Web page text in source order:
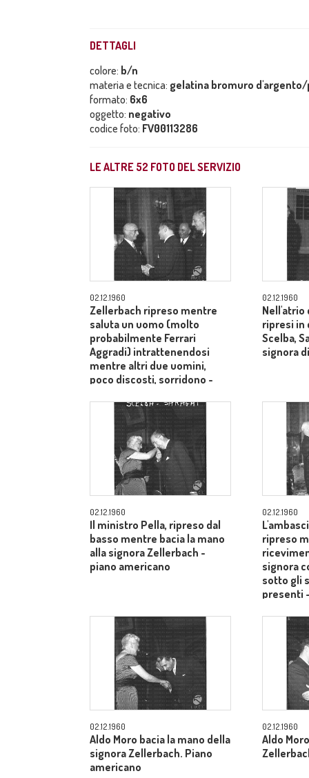
DETTAGLI
colore: b/n
materia e tecnica: gelatina bromuro
formato: 6x6
oggetto: negativo
codice foto: FV00113286
LE ALTRE 52 FOTO DEL SERVIZIO
02.12.1960
Zellerbach ripreso mentre
saluta un uomo (molto
probabilmente Ferrari
Aggradi) intrattenendosi
mentre altri due uomini,
poco discosti, sorridono -
02.12.1960
Nell'atrio
ripresi in
Scelba,
signora
02.12.1960
Il ministro Pella, ripreso dal
basso mentre bacia la mano
alla signora Zellerbach -
piano americano
02.12.1960
ripreso
signora
sotto gli
presenti
02.12.1960
Aldo Moro bacia la mano della
signora Zellerbach. Piano
americano
02.12.1960
Aldo